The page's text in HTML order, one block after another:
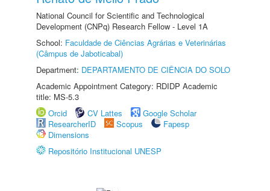
National Council for Scientific and Technological
Development (CNPq) Research Fellow - Level 1A
School: Faculdade de Ciências Agrárias e Veterinárias
(Câmpus de Jaboticabal)
Department: DEPARTAMENTO DE CIÊNCIA DO SOLO
Academic Appointment Category: RDIDP Academic
title: MS-5.3
Orcid
CV Lattes
Google Scholar
ResearcherID
Scopus
Fapesp
Dimensions
Repositório Institucional UNESP